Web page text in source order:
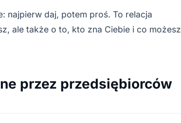
najpierw daj, potem proś. To relacja
ale także o to, kto zna Ciebie i co możesz
przez przedsiębiorców